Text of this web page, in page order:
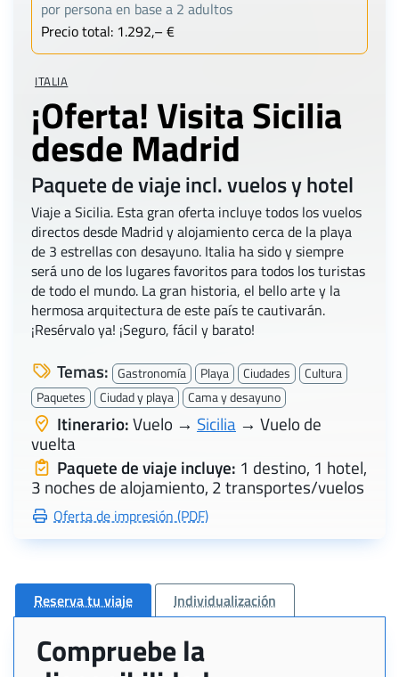
ITALIA
¡Oferta! Visita Sicilia
desde Madrid
Paquete de viaje incl. vuelos y hotel
Viaje a Sicilia. Esta gran oferta incluye todos los vuelos
directos desde Madrid y alojamiento cerca de la playa
de 3 estrellas con desayuno. Italia ha sido y siempre
será uno de los lugares favoritos para todos los turistas
de todo el mundo. La gran historia, el bello arte y la
hermosa arquitectura de este país te cautivarán.
¡Resérvalo ya! ¡Seguro, fácil y barato!
Temas: Gastronomía Playa Ciudades
Cultura
Paquetes
Ciudad y playa Cama y desayuno
Itinerario:Vuelo → Sicilia → Vuelo de
vuelta
Paquete de viaje incluye: 1 destino, 1 hotel,
3 noches de alojamiento, 2 transportes/vuelos
por persona en base a 2 adultos
Precio total: 1.292,– €
Oferta de impresión (PDF)
Reserva tu viaje Individualización
Compruebe la